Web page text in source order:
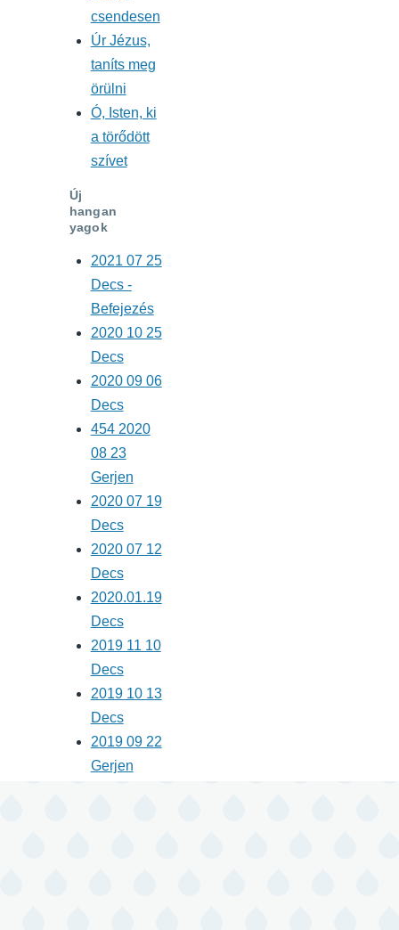
csendesen
Úr Jézus,
taníts meg
örülni
Ó, Isten, ki
a törődött
szívet
Új
hangan
yagok
2021 07 25
Decs -
Befejezés
2020 10 25
Decs
2020 09 06
Decs
454 2020
08 23
Gerjen
2020 07 19
Decs
2020 07 12
Decs
2020.01.19
Decs
2019 11 10
Decs
2019 10 13
Decs
2019 09 22
Gerjen